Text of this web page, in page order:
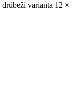
varianta 12 ×